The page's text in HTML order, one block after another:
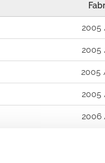
2005
2005
2005
2005
2006